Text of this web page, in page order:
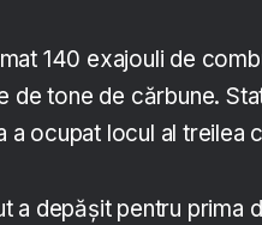
140 exajouli de
de tone de cărbune.
a ocupat locul al treilea
a depășit pentru prima